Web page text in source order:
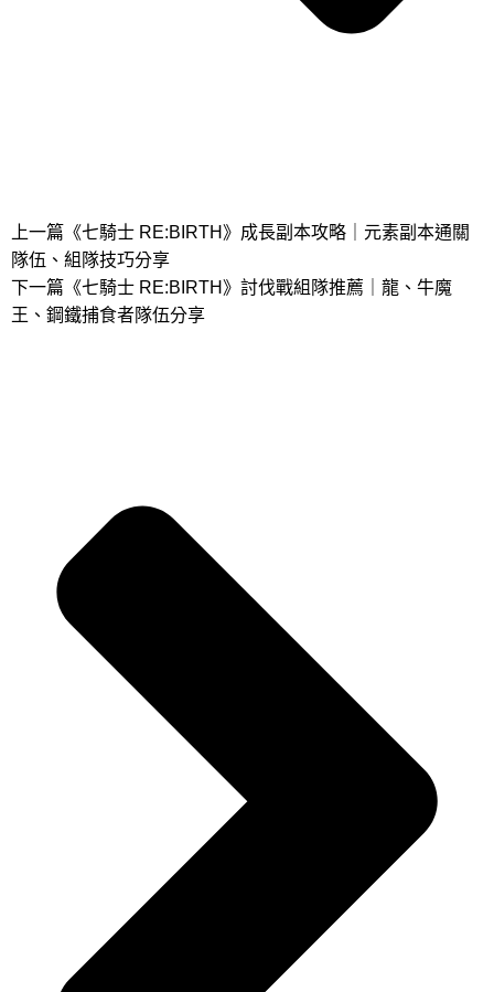
上一篇 《七騎士 RE:BIRTH》成長副本攻略｜元素副本通關
隊伍、組隊技巧分享
下一篇 《七騎士 RE:BIRTH》討伐戰組隊推薦｜龍、牛魔
王、鋼鐵捕食者隊伍分享